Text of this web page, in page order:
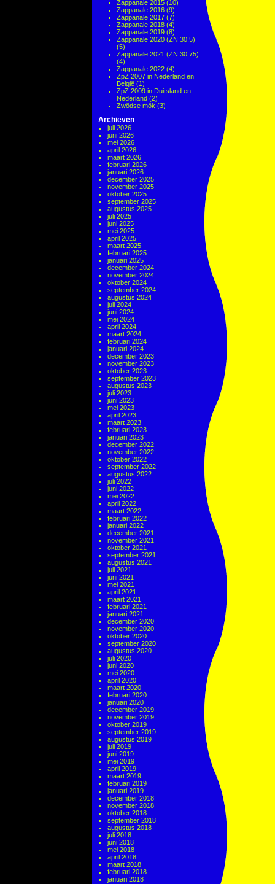
Zappanale 2015 (10)
Zappanale 2016 (9)
Zappanale 2017 (7)
Zappanale 2018 (4)
Zappanale 2019 (8)
Zappanale 2020 (ZN 30,5)
(5)
Zappanale 2021 (ZN 30,75)
(4)
Zappanale 2022 (4)
ZpZ 2007 in Nederland en
België (1)
ZpZ 2009 in Duitsland en
Nederland (2)
Zwödse mök (3)
Archieven
juli 2026
juni 2026
mei 2026
april 2026
maart 2026
februari 2026
januari 2026
december 2025
november 2025
oktober 2025
september 2025
augustus 2025
juli 2025
juni 2025
mei 2025
april 2025
maart 2025
februari 2025
januari 2025
december 2024
november 2024
oktober 2024
september 2024
augustus 2024
juli 2024
juni 2024
mei 2024
april 2024
maart 2024
februari 2024
januari 2024
december 2023
november 2023
oktober 2023
september 2023
augustus 2023
juli 2023
juni 2023
mei 2023
april 2023
maart 2023
februari 2023
januari 2023
december 2022
november 2022
oktober 2022
september 2022
augustus 2022
juli 2022
juni 2022
mei 2022
april 2022
maart 2022
februari 2022
januari 2022
december 2021
november 2021
oktober 2021
september 2021
augustus 2021
juli 2021
juni 2021
mei 2021
april 2021
maart 2021
februari 2021
januari 2021
december 2020
november 2020
oktober 2020
september 2020
augustus 2020
juli 2020
juni 2020
mei 2020
april 2020
maart 2020
februari 2020
januari 2020
december 2019
november 2019
oktober 2019
september 2019
augustus 2019
juli 2019
juni 2019
mei 2019
april 2019
maart 2019
februari 2019
januari 2019
december 2018
november 2018
oktober 2018
september 2018
augustus 2018
juli 2018
juni 2018
mei 2018
april 2018
maart 2018
februari 2018
januari 2018